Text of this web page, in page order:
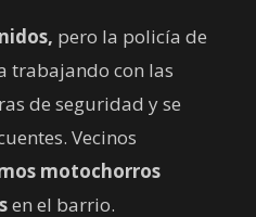
pero la policía de
trabajando con las
de seguridad y se
Vecinos
motochorros
en el barrio.